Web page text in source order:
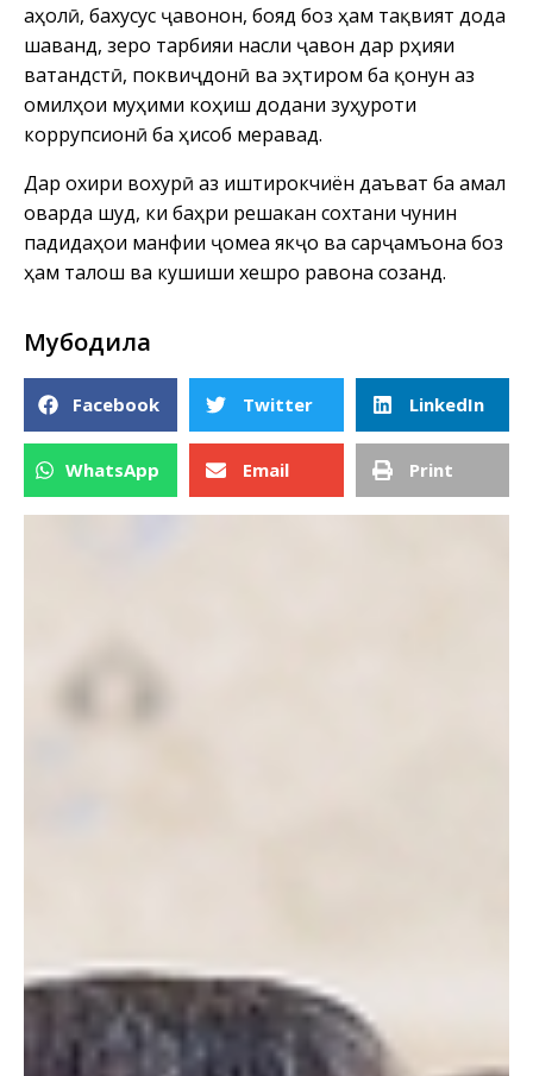
аҳолӣ, бахусус ҷавонон, бояд боз ҳам тақвият дода
шаванд, зеро тарбияи насли ҷавон дар рӯҳияи
ватандӯстӣ, поквиҷдонӣ ва эҳтиром ба қонун аз
омилҳои муҳими коҳиш додани зуҳуроти
коррупсионӣ ба ҳисоб меравад.
Дар охири вохурӣ аз иштирокчиён даъват ба амал
оварда шуд, ки баҳри решакан сохтани чунин
падидаҳои манфии ҷомеа якҷо ва сарҷамъона боз
ҳам талош ва кушиши хешро равона созанд.
Мубодила
Facebook Twitter LinkedIn
WhatsApp Email Print